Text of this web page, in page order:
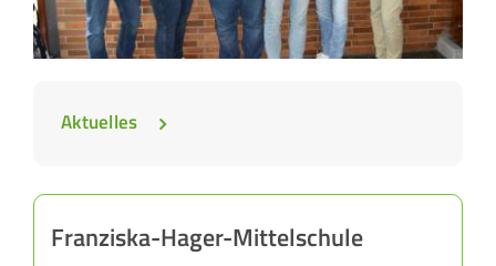
Aktuelles
Franziska-Hager-Mittelschule